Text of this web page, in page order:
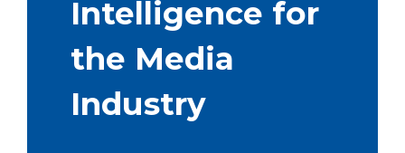
Intelligence for
the Media
Industry